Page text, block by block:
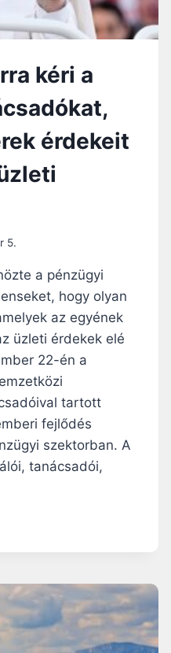
kéri a
érdekeit
5.
a pénzügyi
hogy olyan
az egyének
üzleti érdekek elé
22-én a
tartott
fejlődés
szektorban. A
tanácsadói,